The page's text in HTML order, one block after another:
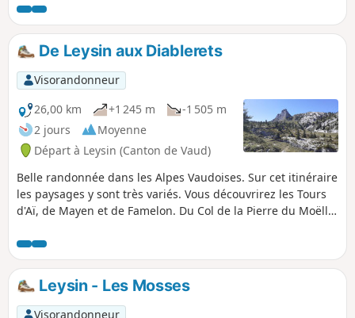
Plusieurs vues à 360° sur le plateau suisse, sur les préalpes
fribourgeoises et vaudoises, ainsi que sur le Lac Léman.
De Leysin aux Diablerets
Visorandonneur
26,00 km
+1 245 m
-1 505 m
2 jours
Moyenne
Départ à Leysin (Canton de Vaud)
Belle randonnée dans les Alpes Vaudoises. Sur cet itinéraire
les paysages y sont très variés. Vous découvrirez les Tours
d'Aï, de Mayen et de Famelon. Du Col de la Pierre du Moëllé
parcours se présenteront de nombreux points
panoramiques sur le Massif des Diablerets, le Chablais, les
Dents du Midi et le Massif du Mont Blanc.
Leysin - Les Mosses
Visorandonneur